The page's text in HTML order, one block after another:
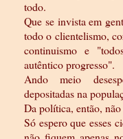
todo.
Que se invista em
todo o clientelismo,
continuismo e
autêntico progresso".
Ando meio
depositadas na
Da política, então,
Só espero que esses